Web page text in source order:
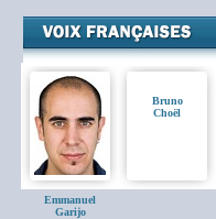
Emmanuel
Garijo
Bruno
Choël